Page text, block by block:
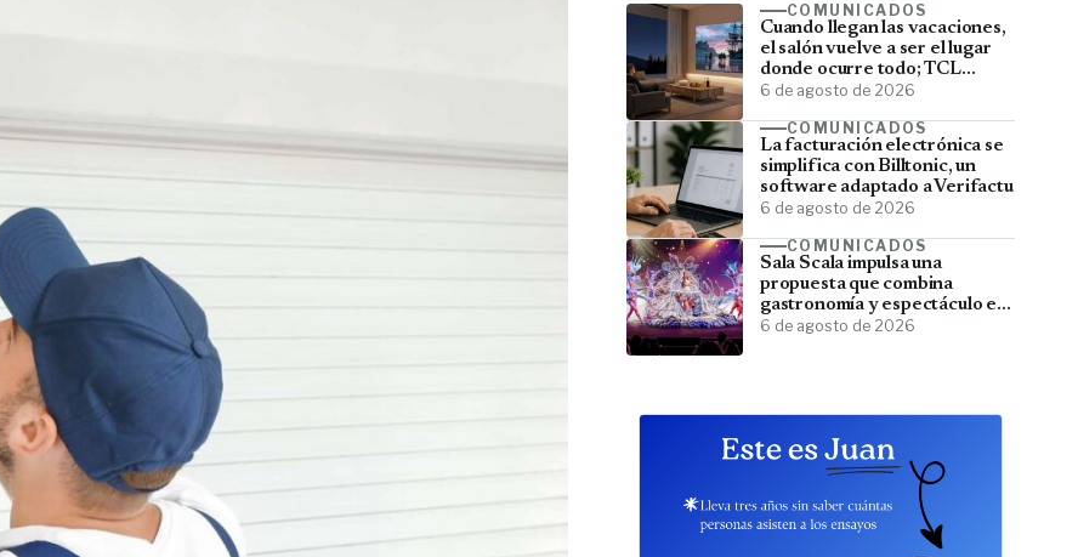
COMUNICADOS
Cuando llegan las vacaciones,
el salón vuelve a ser el lugar
donde ocurre todo; TCL
convierte el televisor en el
6 de agosto de 2026
COMUNICADOS
La facturación electrónica se
simplifica con Billtonic, un
software adaptado a Verifactu
6 de agosto de 2026
COMUNICADOS
Sala Scala impulsa una
propuesta que combina
gastronomía y espectáculo en
Gran Canaria
6 de agosto de 2026